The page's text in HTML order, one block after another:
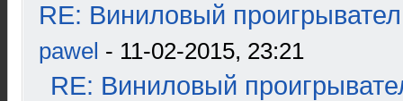
RE: Виниловый
pawel - 11-02-2015, 23:21
RE: Виниловый